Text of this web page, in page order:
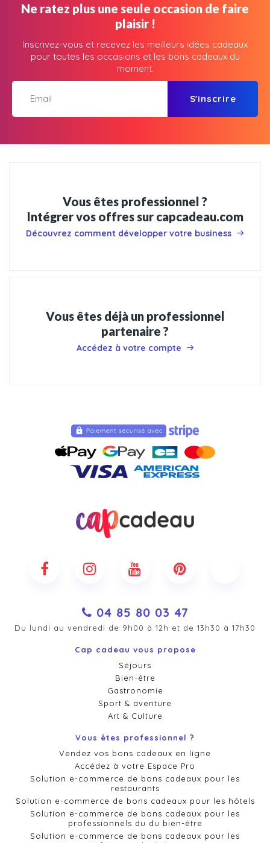
Ne ratez plus une seule occasion de faire
plaisir !
Inscrivez-vous et recevez les meilleurs idées cadeaux
pour toutes les occasions et les bons cadeaux du
moment.
S'inscrire
Vous êtes professionnel ?
Intégrer vos offres sur capcadeau.com
Découvrez comment développer votre business
Vous êtes déjà un professionnel
partenaire ?
Accédez à votre compte
04 85 80 03 47
Du lundi au vendredi de 9h00 à 12h et de 13h30 à 17h30
Cap cadeau vous propose
Séjours
Bien-être
Gastronomie
Sport & aventure
Art & Culture
Vous êtes professionnel ?
Vendez vos bons cadeaux en ligne
Accédez à votre Espace Pro
Solution e-commerce de bons cadeaux pour les
restaurants
Solution e-commerce de bons cadeaux pour les hôtels
Solution e-commerce de bons cadeaux pour les
professionnels du du bien-être
Solution e-commerce de bons cadeaux pour les